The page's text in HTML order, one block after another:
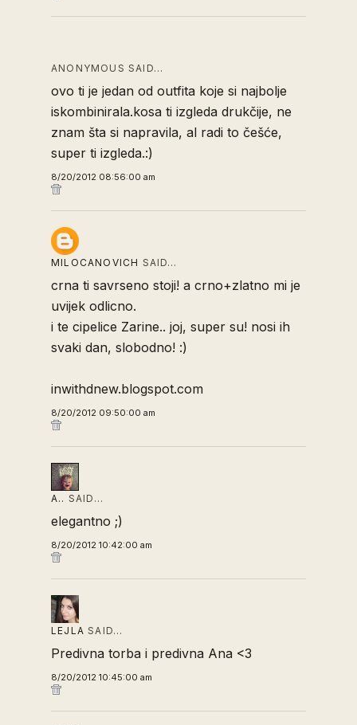
ANONYMOUS SAID…
ovo ti je jedan od outfita koje si najbolje
iskombinirala.kosa ti izgleda drukčije, ne
znam šta si napravila, al radi to češće,
super ti izgleda.:)
8/20/2012 08:56:00 am
MILOCANOVICH SAID…
crna ti savrseno stoji! a crno+zlatno mi je
uvijek odlicno.
i te cipelice Zarine.. joj, super su! nosi ih
svaki dan, slobodno! :)
inwithdnew.blogspot.com
8/20/2012 09:50:00 am
A.. SAID…
elegantno ;)
8/20/2012 10:42:00 am
LEJLA SAID…
Predivna torba i predivna Ana <3
8/20/2012 10:45:00 am